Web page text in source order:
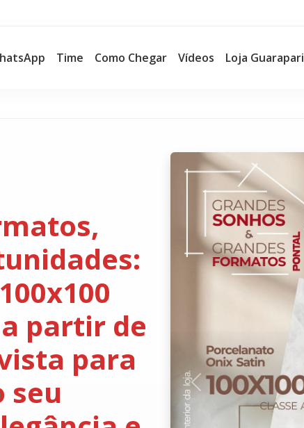
Time Como Chegar Vídeos Loja Guarapari
partir de
para
Anterior